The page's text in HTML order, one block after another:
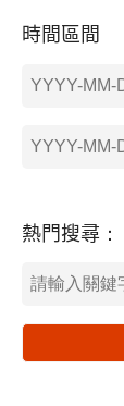
時間區間
熱門搜尋：